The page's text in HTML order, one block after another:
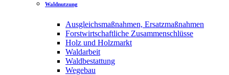
Waldnutzung
Ausgleichsmaßnahmen, Ersatzmaßnahmen
Forstwirtschaftliche Zusammenschlüsse
Holz und Holzmarkt
Waldarbeit
Waldbestattung
Wegebau